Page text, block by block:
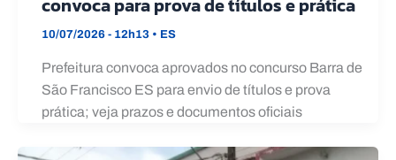
convoca para prova de títulos e prática
10/07/2026 - 12h13 • ES
Prefeitura convoca aprovados no concurso Barra de
São Francisco ES para envio de títulos e prova
prática; veja prazos e documentos oficiais